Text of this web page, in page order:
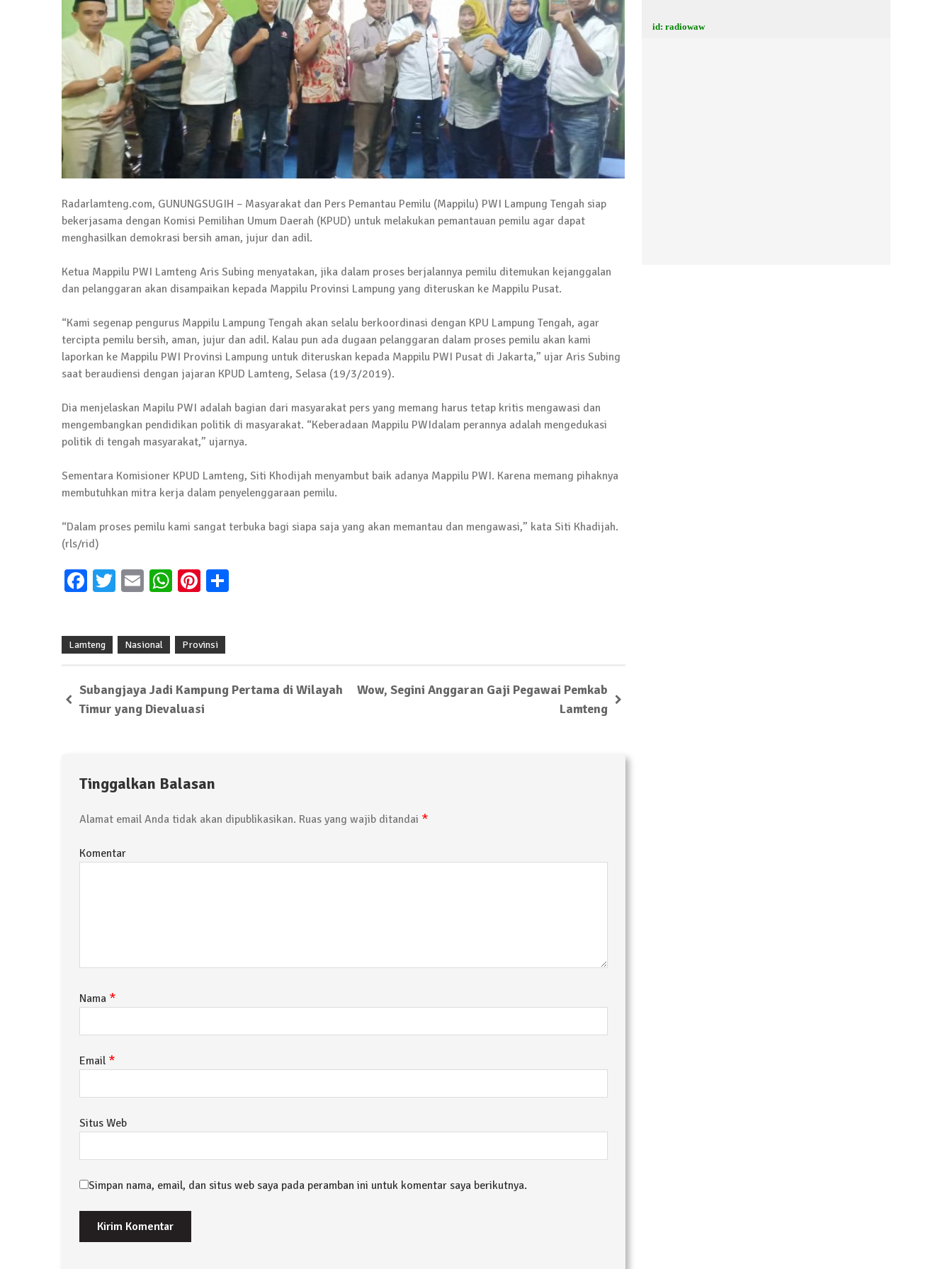
4 September 2025 | 15:40
News Flash
iklan ucapan HUT RI
20 Agustus 2025 | 14:43
News Flash
Maling Jebol Plafon Konter HP di Rumbia, Pelaku Ditangkap di Lamtim
26 Juli 2025 | 10:33
News Flash
Kejari Geledah Kantor Disporapar Lamteng Terkait Dugaan Korupsi Dana Hibah Koni
16 Oktober 2024 | 05:27
News Flash
13 Oktober 2024 | 12:22
Jumat Berkah SMSI Tulang Bawang Sasar Sejumlah Warga Kurang Mampu
12 Juli 2024 | 15:15
News Flash
1 Mei 2024 | 12:10
News Flash
19 Maret 2024 | 16:01
Anggota MPR-RI I Komang Koheri Kembali Laksanakan Sosialisasi 4 Pilar Kebangsaan, Kali Ini Digelar di Tubaba
2 Februari 2024 | 11:48
Radarlamteng.com, GUNUNGSUGIH – Masyarakat dan Pers Pemantau Pemilu (Mappilu) PWI Lampung Tengah siap
bekerjasama dengan Komisi Pemilihan Umum Daerah (KPUD) untuk melakukan pemantauan pemilu agar dapat
menghasilkan demokrasi bersih aman, jujur dan adil.
Ketua Mappilu PWI Lamteng Aris Subing menyatakan, jika dalam proses berjalannya pemilu ditemukan kejanggalan
dan pelanggaran akan disampaikan kepada Mappilu Provinsi Lampung yang diteruskan ke Mappilu Pusat.
“Kami segenap pengurus Mappilu Lampung Tengah akan selalu berkoordinasi dengan KPU Lampung Tengah, agar
tercipta pemilu bersih, aman, jujur dan adil. Kalau pun ada dugaan pelanggaran dalam proses pemilu akan kami
laporkan ke Mappilu PWI Provinsi Lampung untuk diteruskan kepada Mappilu PWI Pusat di Jakarta,” ujar Aris Subing
saat beraudiensi dengan jajaran KPUD Lamteng, Selasa (19/3/2019).
Dia menjelaskan Mapilu PWI adalah bagian dari masyarakat pers yang memang harus tetap kritis mengawasi dan
mengembangkan pendidikan politik di masyarakat. “Keberadaan Mappilu PWIdalam perannya adalah mengedukasi
politik di tengah masyarakat,” ujarnya.
Sementara Komisioner KPUD Lamteng, Siti Khodijah menyambut baik adanya Mappilu PWI. Karena memang pihaknya
membutuhkan mitra kerja dalam penyelenggaraan pemilu.
“Dalam proses pemilu kami sangat terbuka bagi siapa saja yang akan memantau dan mengawasi,” kata Siti Khadijah.
(rls/rid)
Facebook
Twitter
EmailWhatsApp
Pinterest
Lamteng Nasional Provinsi
Subangjaya Jadi Kampung Pertama di Wilayah
Timur yang Dievaluasi
Wow, Segini Anggaran Gaji Pegawai Pemkab
Lamteng
Tinggalkan Balasan
Alamat email Anda tidak akan dipublikasikan. Ruas yang wajib ditandai *
Komentar
Nama *
Email *
Situs Web
Simpan nama, email, dan situs web saya pada peramban ini untuk komentar saya berikutnya.
id: radiowaw